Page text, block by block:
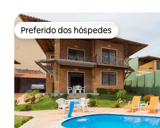
Preferido dos hóspedes
Preferido dos hóspedes